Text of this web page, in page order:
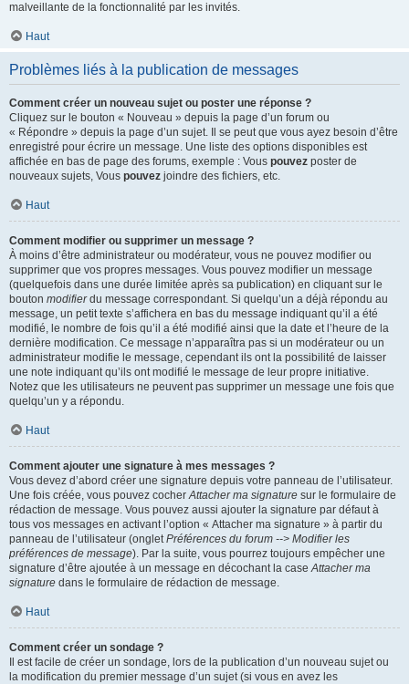
malveillante de la fonctionnalité par les invités.
Haut
Problèmes liés à la publication de messages
Comment créer un nouveau sujet ou poster une réponse ?
Cliquez sur le bouton « Nouveau » depuis la page d’un forum ou
« Répondre » depuis la page d’un sujet. Il se peut que vous ayez besoin d’être
enregistré pour écrire un message. Une liste des options disponibles est
affichée en bas de page des forums, exemple : Vous pouvez poster de
nouveaux sujets, Vous pouvez joindre des fichiers, etc.
Haut
Comment modifier ou supprimer un message ?
À moins d’être administrateur ou modérateur, vous ne pouvez modifier ou
supprimer que vos propres messages. Vous pouvez modifier un message
(quelquefois dans une durée limitée après sa publication) en cliquant sur le
bouton modifierdu message correspondant. Si quelqu’un a déjà répondu au
message, un petit texte s’affichera en bas du message indiquant qu’il a été
modifié, le nombre de fois qu’il a été modifié ainsi que la date et l’heure de la
dernière modification. Ce message n’apparaîtra pas si un modérateur ou un
administrateur modifie le message, cependant ils ont la possibilité de laisser
une note indiquant qu’ils ont modifié le message de leur propre initiative.
Notez que les utilisateurs ne peuvent pas supprimer un message une fois que
quelqu’un y a répondu.
Haut
Comment ajouter une signature à mes messages ?
Vous devez d’abord créer une signature depuis votre panneau de l’utilisateur.
Une fois créée, vous pouvez cocherAttacher ma signature sur le formulaire de
rédaction de message. Vous pouvez aussi ajouter la signature par défaut à
tous vos messages en activant l’option « Attacher ma signature » à partir du
panneau de l’utilisateur (ongletPréférences du forum --> Modifier les
préférences de message). Par la suite, vous pourrez toujours empêcher une
signature d’être ajoutée à un message en décochant la caseAttacher ma
signature dans le formulaire de rédaction de message.
Haut
Comment créer un sondage ?
Il est facile de créer un sondage, lors de la publication d’un nouveau sujet ou
la modification du premier message d’un sujet (si vous en avez les